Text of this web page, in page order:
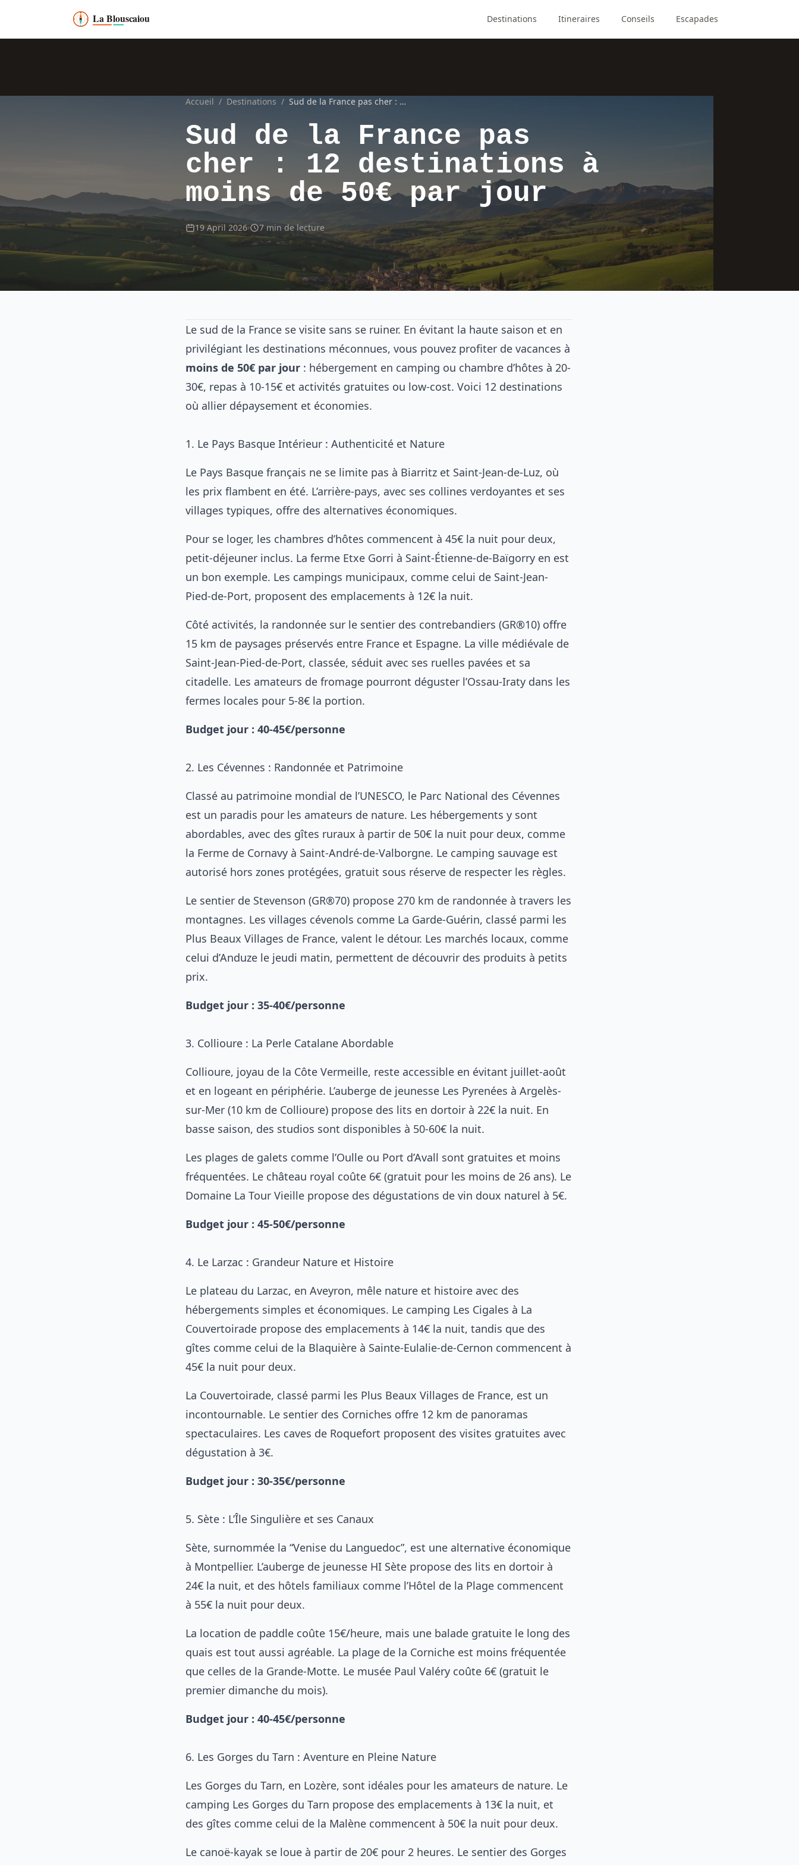
Destinations Itineraires Conseils Escapades
Accueil / Destinations / Sud de la France pas cher : 12 destinations à moins de 50€ par jour
Sud de la France pas
cher : 12 destinations à
moins de 50€ par jour
19 April 2026 7 min de lecture
Le sud de la France se visite sans se ruiner. En évitant la haute saison et en
privilégiant les destinations méconnues, vous pouvez profiter de vacances à
moins de 50€ par jour : hébergement en camping ou chambre d’hôtes à 20-
30€, repas à 10-15€ et activités gratuites ou low-cost. Voici 12 destinations
où allier dépaysement et économies.
1. Le Pays Basque Intérieur : Authenticité et Nature
Le Pays Basque français ne se limite pas à Biarritz et Saint-Jean-de-Luz, où
les prix flambent en été. L’arrière-pays, avec ses collines verdoyantes et ses
villages typiques, offre des alternatives économiques.
Pour se loger, les chambres d’hôtes commencent à 45€ la nuit pour deux,
petit-déjeuner inclus. La ferme Etxe Gorri à Saint-Étienne-de-Baïgorry en est
un bon exemple. Les campings municipaux, comme celui de Saint-Jean-
Pied-de-Port, proposent des emplacements à 12€ la nuit.
Côté activités, la randonnée sur le sentier des contrebandiers (GR®10) offre
15 km de paysages préservés entre France et Espagne. La ville médiévale de
Saint-Jean-Pied-de-Port, classée, séduit avec ses ruelles pavées et sa
citadelle. Les amateurs de fromage pourront déguster l’Ossau-Iraty dans les
fermes locales pour 5-8€ la portion.
Budget jour : 40-45€/personne
2. Les Cévennes : Randonnée et Patrimoine
Classé au patrimoine mondial de l’UNESCO, le Parc National des Cévennes
est un paradis pour les amateurs de nature. Les hébergements y sont
abordables, avec des gîtes ruraux à partir de 50€ la nuit pour deux, comme
la Ferme de Cornavy à Saint-André-de-Valborgne. Le camping sauvage est
autorisé hors zones protégées, gratuit sous réserve de respecter les règles.
Le sentier de Stevenson (GR®70) propose 270 km de randonnée à travers les
montagnes. Les villages cévenols comme La Garde-Guérin, classé parmi les
Plus Beaux Villages de France, valent le détour. Les marchés locaux, comme
celui d’Anduze le jeudi matin, permettent de découvrir des produits à petits
prix.
Budget jour : 35-40€/personne
3. Collioure : La Perle Catalane Abordable
Collioure, joyau de la Côte Vermeille, reste accessible en évitant juillet-août
et en logeant en périphérie. L’auberge de jeunesse Les Pyrenées à Argelès-
sur-Mer (10 km de Collioure) propose des lits en dortoir à 22€ la nuit. En
basse saison, des studios sont disponibles à 50-60€ la nuit.
Les plages de galets comme l’Oulle ou Port d’Avall sont gratuites et moins
fréquentées. Le château royal coûte 6€ (gratuit pour les moins de 26 ans). Le
Domaine La Tour Vieille propose des dégustations de vin doux naturel à 5€.
Budget jour : 45-50€/personne
4. Le Larzac : Grandeur Nature et Histoire
Le plateau du Larzac, en Aveyron, mêle nature et histoire avec des
hébergements simples et économiques. Le camping Les Cigales à La
Couvertoirade propose des emplacements à 14€ la nuit, tandis que des
gîtes comme celui de la Blaquière à Sainte-Eulalie-de-Cernon commencent à
45€ la nuit pour deux.
La Couvertoirade, classé parmi les Plus Beaux Villages de France, est un
incontournable. Le sentier des Corniches offre 12 km de panoramas
spectaculaires. Les caves de Roquefort proposent des visites gratuites avec
dégustation à 3€.
Budget jour : 30-35€/personne
5. Sète : L’Île Singulière et ses Canaux
Sète, surnommée la “Venise du Languedoc”, est une alternative économique
à Montpellier. L’auberge de jeunesse HI Sète propose des lits en dortoir à
24€ la nuit, et des hôtels familiaux comme l’Hôtel de la Plage commencent
à 55€ la nuit pour deux.
La location de paddle coûte 15€/heure, mais une balade gratuite le long des
quais est tout aussi agréable. La plage de la Corniche est moins fréquentée
que celles de la Grande-Motte. Le musée Paul Valéry coûte 6€ (gratuit le
premier dimanche du mois).
Budget jour : 40-45€/personne
6. Les Gorges du Tarn : Aventure en Pleine Nature
Les Gorges du Tarn, en Lozère, sont idéales pour les amateurs de nature. Le
camping Les Gorges du Tarn propose des emplacements à 13€ la nuit, et
des gîtes comme celui de la Malène commencent à 50€ la nuit pour deux.
Le canoë-kayak se loue à partir de 20€ pour 2 heures. Le sentier des Gorges